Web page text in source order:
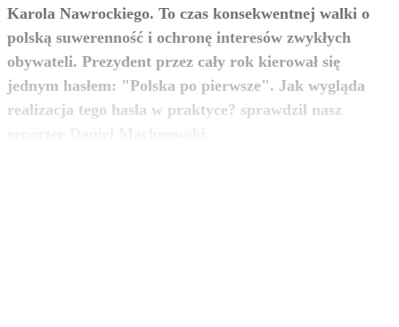
Karola Nawrockiego. To czas konsekwentnej walki o
polską suwerenność i ochronę interesów zwykłych
obywateli. Prezydent przez cały rok kierował się
jednym hasłem: "Polska po pierwsze". Jak wygląda
realizacja tego hasła w praktyce? sprawdził nasz
zobacz więcej